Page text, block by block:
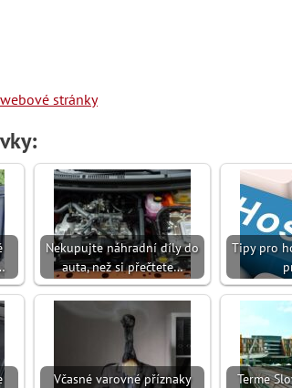
stránky
Nekupujte náhradní díly do
auta, než si přečtete…
Tipy pro
Včasné varovné příznaky
Terme